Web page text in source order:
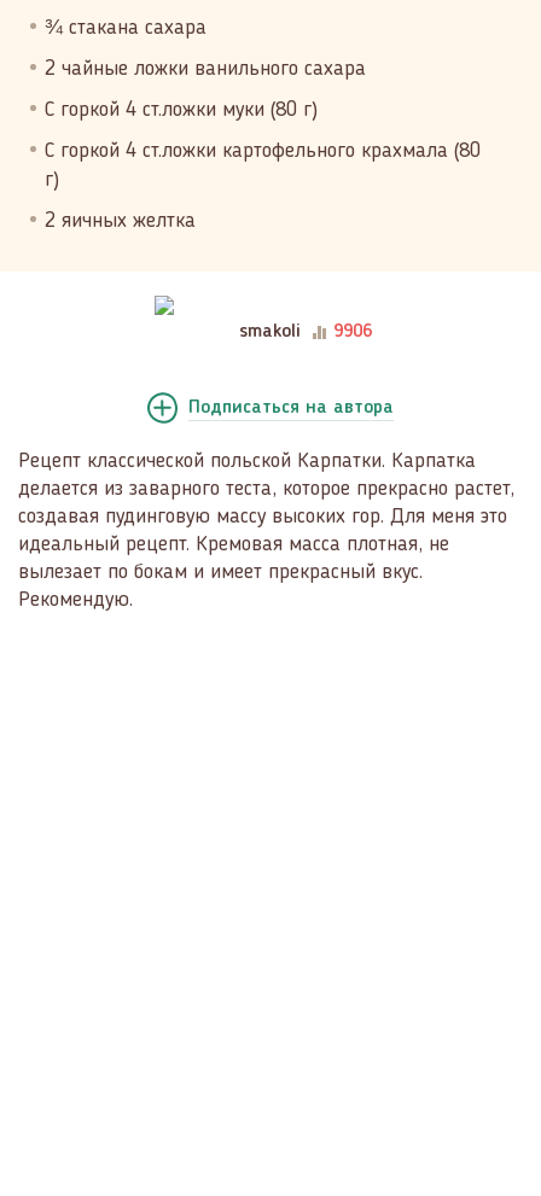
¾ стакана сахара
2 чайные ложки ванильного сахара
С горкой 4 ст.ложки муки (80 г)
С горкой 4 ст.ложки картофельного крахмала (80
г)
2 яичных желтка
smakoli 9906
Подписаться на автора
Рецепт классической польской Карпатки. Карпатка
делается из заварного теста, которое прекрасно растет,
создавая пудинговую массу высоких гор. Для меня это
идеальный рецепт. Кремовая масса плотная, не
вылезает по бокам и имеет прекрасный вкус.
Рекомендую.